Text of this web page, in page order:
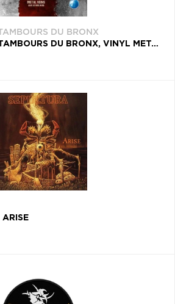
DU BRONX
SEPULTURA & LES TAMBOURS DU BRONX, VINYL METAL VEIN (ALIVE AT ROCK IN RIO)